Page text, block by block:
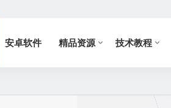
安卓软件 精品资源 技术教程